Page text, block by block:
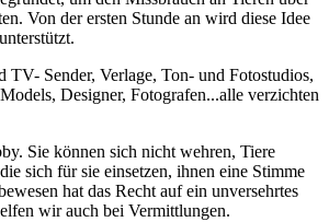
Von der ersten Stunde an wird diese Idee
TV- Sender, Verlage, Ton- und Fotostudios,
Designer, Fotografen...alle verzichten
Sie können sich nicht wehren, Tiere
sich für sie einsetzen, ihnen eine Stimme
hat das Recht auf ein unversehrtes
wir auch bei Vermittlungen.